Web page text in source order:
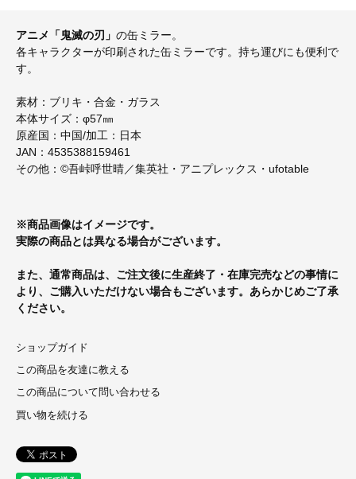
アニメ「鬼滅の刃」 の缶ミラー。
各キャラクターが印刷された缶ミラーです。持ち運びにも便利で
す。
素材：ブリキ・合金・ガラス
本体サイズ：φ57㎜
原産国：中国/加工：日本
JAN：4535388159461
その他：©吾峠呼世晴／集英社・アニプレックス・ufotable
※商品画像はイメージです。
実際の商品とは異なる場合がございます。
また、通常商品は、ご注文後に生産終了・在庫完売などの事情に
より、ご購入いただけない場合もございます。あらかじめご了承
ください。
ショップガイド
この商品を友達に教える
この商品について問い合わせる
買い物を続ける